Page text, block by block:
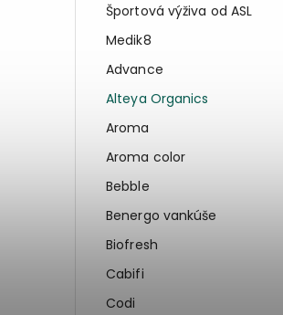
Športová výživa od ASL
Medik8
Advance
Alteya Organics
Aroma
Aroma color
Bebble
Benergo vankúše
Biofresh
Cabifi
Codi